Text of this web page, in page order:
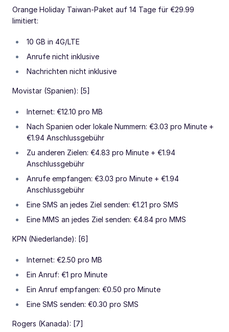
Orange Holiday Taiwan-Paket auf 14 Tage für €29.99
limitiert:
10 GB in 4G/LTE
Anrufe nicht inklusive
Nachrichten nicht inklusive
Movistar (Spanien): [5]
Internet: €12.10 pro MB
Nach Spanien oder lokale Nummern: €3.03 pro Minute +
€1.94 Anschlussgebühr
Zu anderen Zielen: €4.83 pro Minute + €1.94
Anschlussgebühr
Anrufe empfangen: €3.03 pro Minute + €1.94
Anschlussgebühr
Eine SMS an jedes Ziel senden: €1.21 pro SMS
Eine MMS an jedes Ziel senden: €4.84 pro MMS
KPN (Niederlande): [6]
Internet: €2.50 pro MB
Ein Anruf: €1 pro Minute
Ein Anruf empfangen: €0.50 pro Minute
Eine SMS senden: €0.30 pro SMS
Rogers (Kanada): [7]